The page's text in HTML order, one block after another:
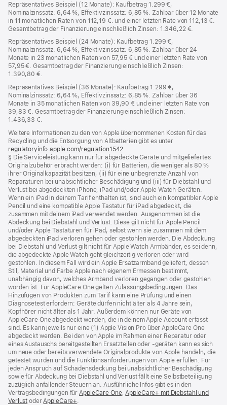
Repräsentatives Beispiel (12 Monate): Kaufbetrag 1.299 €,
Nominalzinssatz: 6,64 %, Effektivzinssatz: 6,85 %. Zahlbar über 12 Monate
in 11 monatlichen Raten von 112,19 €. und einer letzten Rate von 112,13 €.
Gesamtbetrag der Finanzierung einschließlich Zinsen: 1.346,22 €.
Repräsentatives Beispiel (24 Monate): Kaufbetrag 1.299 €,
Nominalzinssatz: 6,64 %, Effektivzinssatz: 6,85 %. Zahlbar über 24
Monate in 23 monatlichen Raten von 57,95 € und einer letzten Rate von
57,95 €. Gesamtbetrag der Finanzierung einschließlich Zinsen:
1.390,80 €.
Repräsentatives Beispiel (36 Monate): Kaufbetrag 1.299 €,
Nominalzinssatz: 6,64 %, Effektivzinssatz: 6,85 %. Zahlbar über 36
Monate in 35 monatlichen Raten von 39,90 € und einer letzten Rate von
39,83 €. Gesamtbetrag der Finanzierung einschließlich Zinsen:
1.436,33 €.
Weitere Informationen zu den von Apple übernommenen Kosten für das
Recycling und die Entsorgung von Altbatterien gibt es unter
regulatoryinfo.apple.com/regulation1542
ein
neues
Fenster)
§ Die Serviceleistung kann nur für abgedeckte Geräte und mitgeliefertes
Originalzubehör erbracht werden: (i) für Batterien, die weniger als 80 %
ihrer Originalkapazität besitzen, (ii) für eine unbegrenzte Anzahl von
Reparaturen bei unabsichtlicher Beschädigung und (iii) für Diebstahl und
Verlust bei abgedeckten iPhone, iPad und/oder Apple Watch Geräten.
Wenn ein iPad in deinem Tarif enthalten ist, sind auch ein kompatibler Apple
Pencil und eine kompatible Apple Tastatur für iPad abgedeckt, die
zusammen mit deinem iPad verwendet werden. Ausgenommen ist die
Abdeckung bei Diebstahl und Verlust. Diese gilt nicht für Apple Pencil
und/oder Apple Tastaturen für iPad, selbst wenn sie zusammen mit dem
abgedeckten iPad verloren gehen oder gestohlen werden. Die Abdeckung
bei Diebstahl und Verlust gilt nicht für Apple Watch Armbänder, es sei denn,
die abgedeckte Apple Watch geht gleichzeitig verloren oder wird
gestohlen. In diesem Fall wird ein Apple Ersatzarmband geliefert, dessen
Stil, Material und Farbe Apple nach eigenem Ermessen bestimmt,
unabhängig davon, welches Armband verloren gegangen oder gestohlen
worden ist. Für AppleCare One gelten Zulassungsbedingungen. Das
Hinzufügen von Produkten zum Tarif kann eine Prüfung und einen
Diagnosetest erfordern: Geräte dürfen nicht älter als 4 Jahre sein,
Kopfhörer nicht älter als 1 Jahr. Außerdem können nur Geräte von
AppleCare One abgedeckt werden, die in deinem Apple Account erfasst
sind. Es kann jeweils nur eine (1) Apple Vision Pro über AppleCare One
abgedeckt werden. Bei den von Apple im Rahmen einer Reparatur oder
eines Austauschs bereitgestellten Ersatzteilen oder ‑geräten kann es sich
um neue oder bereits verwendete Originalprodukte von Apple handeln, die
getestet wurden und die Funktions­anforderungen von Apple erfüllen. Für
jeden Anspruch auf Schadensdeckung bei unabsichtlicher Beschädigung
sowie für Abdeckung bei Diebstahl und Verlust fällt eine Selbstbeteiligung
zuzüglich anfallender Steuern an. Ausführliche Infos gibt es in den
Vertragsbedingungen für AppleCare One(Öffnet
, AppleCare+ mit Diebstahl und
Verlust (Öffnet
oder AppleCare+